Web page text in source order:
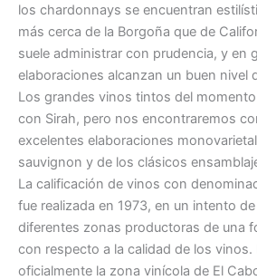
los chardonnays se encuentran
más cerca de la Borgoña que de
suele administrar con prudencia, y en
elaboraciones alcanzan un buen nivel
Los grandes vinos tintos del
con Sirah, pero nos encontraremos
excelentes elaboraciones
sauvignon y de los clásicos
La calificación de vinos con
fue realizada en 1973, en un intento
diferentes zonas productoras de una
con respecto a la calidad de los vinos.
oficialmente la zona vinícola de El